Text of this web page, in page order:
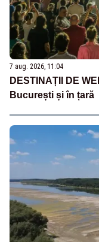
7 aug. 2026, 11:04
DESTINAȚII DE
București și în țară